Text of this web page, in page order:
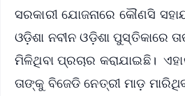
ସରକାରୀ ଯୋଜନାରେ କୌଣସି
ଓଡ଼ିଶା ନବୀନ ଓଡ଼ିଶା ପୁସ୍ତିକାରେ
ମିଳିଥିବା ପ୍ରଚାର କରାଯାଇଛି।
ତାଙ୍କୁ ବିଜେଡି ନେତ୍ରୀ ମାଡ଼